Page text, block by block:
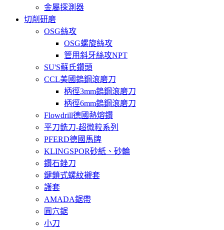
金屬探測器
切削研磨
OSG絲攻
OSG螺旋絲攻
管用斜牙絲攻NPT
SU'S蘇氏鑽頭
CCL美國鎢鋼滾磨刀
柄徑3mm鎢鋼滾磨刀
柄徑6mm鎢鋼滾磨刀
Flowdrill德國熱熔鑽
平刀銑刀-超微粒系列
PFERD德國馬牌
KLINGSPOR砂紙、砂輪
鑽石銼刀
鍵鎖式螺紋襯套
護套
AMADA鋸帶
圓穴鋸
小刀